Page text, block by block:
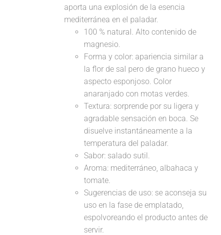
aporta una explosión de la esencia
mediterránea en el paladar.
100 % natural. Alto contenido de
magnesio.
Forma y color: apariencia similar a
la flor de sal pero de grano hueco y
aspecto esponjoso. Color
anaranjado con motas verdes.
Textura: sorprende por su ligera y
agradable sensación en boca. Se
disuelve instantáneamente a la
temperatura del paladar.
Sabor: salado sutil.
Aroma: mediterráneo, albahaca y
tomate.
Sugerencias de uso: se aconseja su
uso en la fase de emplatado,
espolvoreando el producto antes de
servir.